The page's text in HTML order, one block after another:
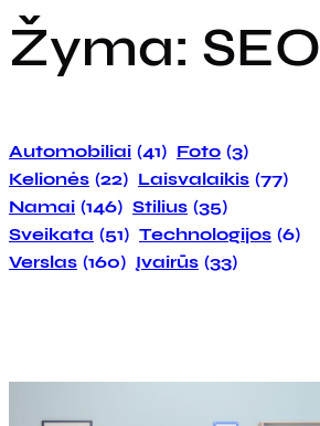
Žyma: SEO
Automobiliai (41) Foto (3)
Kelionės (22) Laisvalaikis (77)
Namai (146) Stilius (35)
Sveikata (51) Technologijos (6)
Verslas (160) Įvairūs (33)